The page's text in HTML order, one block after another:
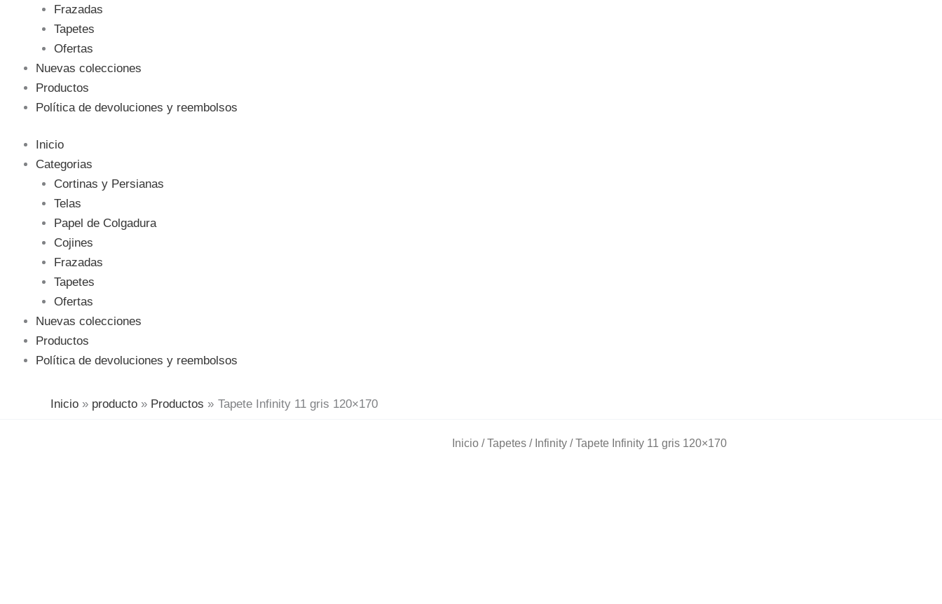
Frazadas
Tapetes
Ofertas
Nuevas colecciones
Productos
Política de devoluciones y reembolsos
Inicio
Categorias
Cortinas y Persianas
Telas
Papel de Colgadura
Cojines
Frazadas
Tapetes
Ofertas
Nuevas colecciones
Productos
Política de devoluciones y reembolsos
Inicio producto Productos Tapete Infinity 11 gris 120×170
Inicio /Tapetes / Infinity / Tapete Infinity 11 gris 120×170